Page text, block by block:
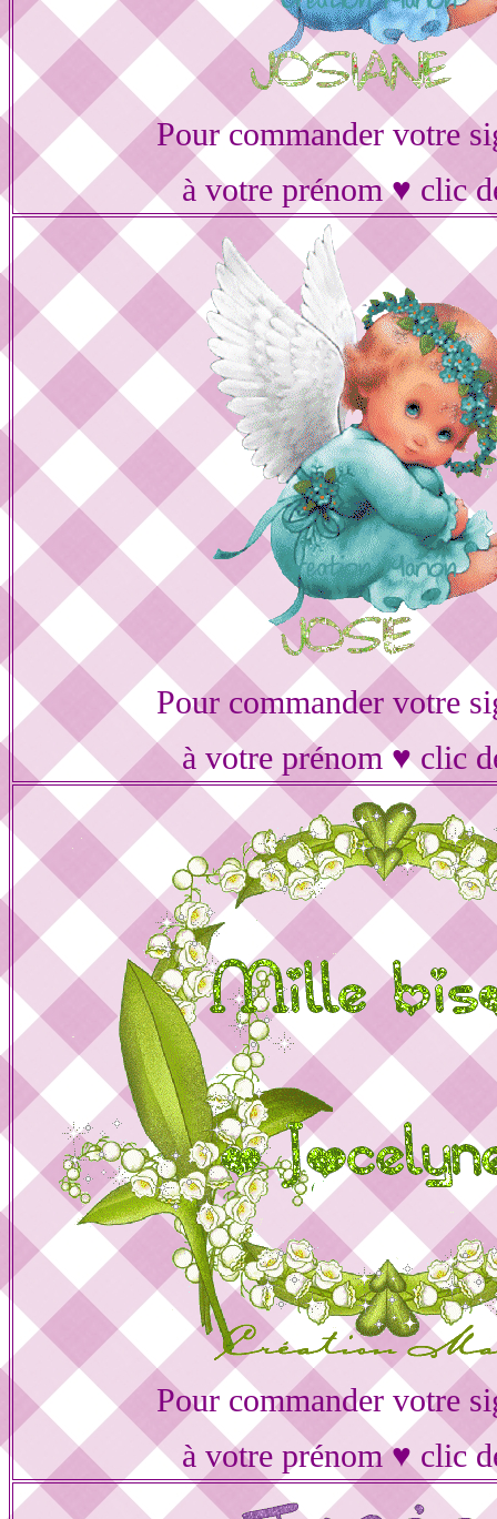
Pour commander votre
à votre prénom ♥ clic
Pour commander votre
à votre prénom ♥ clic
Pour commander votre
à votre prénom ♥ clic